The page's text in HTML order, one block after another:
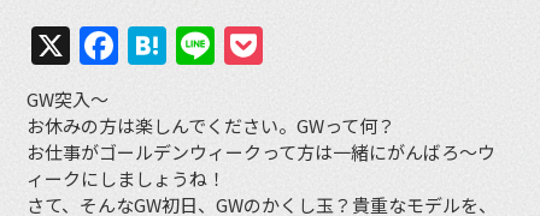
X Facebook
Hatena
Line
GW突入〜
お休みの方は楽しんでください。GWって何？
お仕事がゴールデンウィークって方は一緒にがんばろ〜ウ
ィークにしましょうね！
さて、そんなGW初日、GWのかくし玉？貴重なモデルを、